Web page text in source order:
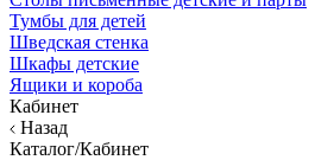
Тумбы для детей
Шведская стенка
Шкафы детские
Ящики и короба
Кабинет
Назад
Каталог/Кабинет